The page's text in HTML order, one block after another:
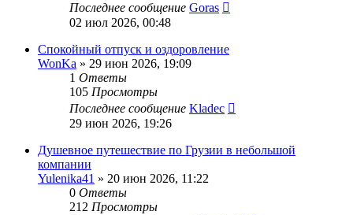
Последнее сообщение Goras
02 июл 2026, 00:48
Спокойный отпуск и оздоровление
WonKa » 29 июн 2026, 19:09
1 Ответы
105 Просмотры
Последнее сообщение Kladec
29 июн 2026, 19:26
Душевное путешествие по Грузии в небольшой
компании
Yulenika41 » 20 июн 2026, 11:22
0 Ответы
212 Просмотры